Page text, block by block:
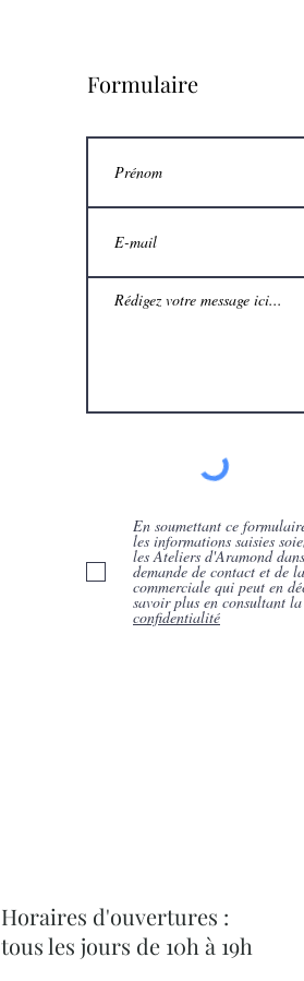
Formulaire
En soumettant ce
les informations saisies
les Ateliers d'Aramond
demande de contact et de
commerciale qui peut en
savoir plus en consultant la
confidentialité
Horaires d'ouvertures :
tous les jours de 10h à 19h